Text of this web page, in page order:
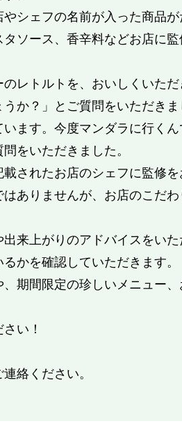
シェフの名前が入った商品が
ソース、香辛料などお店に
レトルトを、おいしくいた
か？」とご質問をいただき
ます。今度マンダラに行く
をいただきました。
されたお店のシェフに監修
ありませんが、お店のこだ
来上がりのアドバイスをい
かを確認していただきます。
期間限定の珍しいメニュー
い！
絡ください。